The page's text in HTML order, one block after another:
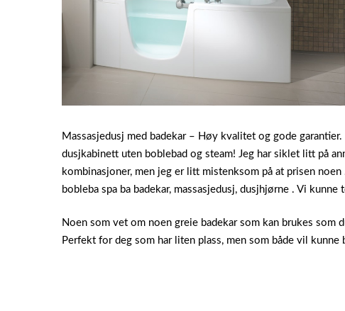
Massasjedusj med badekar – Høy kvalitet og gode
dusjkabinett uten boblebad og steam! Jeg har siklet litt på
kombinasjoner, men jeg er litt mistenksom på at prisen
bobleba spa ba badekar, massasjedusj, dusjhjørne . Vi
Noen som vet om noen greie badekar som kan brukes som
Perfekt for deg som har liten plass, men som både vil kunne